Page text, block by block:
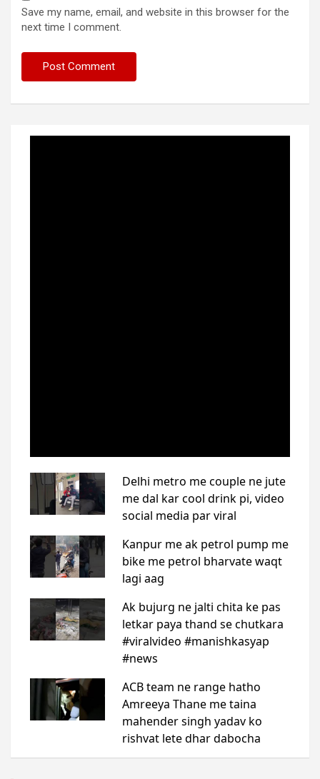
Save my name, email, and website in this browser for the
next time I comment.